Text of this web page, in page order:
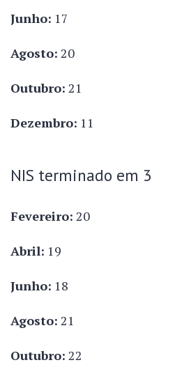
Junho: 17
Agosto: 20
Outubro: 21
Dezembro: 11
NIS terminado em 3
Fevereiro: 20
Abril: 19
Junho: 18
Agosto: 21
Outubro: 22